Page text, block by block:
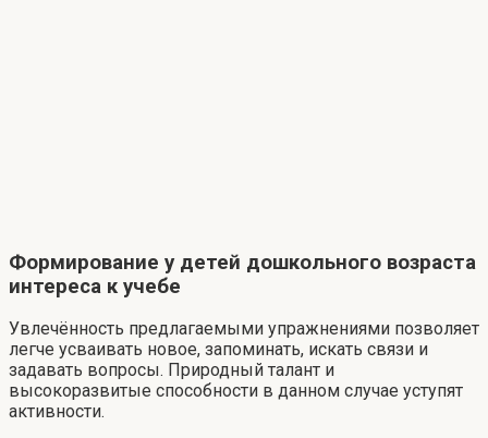
Формирование у детей дошкольного возраста
интереса к учебе
Увлечённость предлагаемыми упражнениями позволяет
легче усваивать новое, запоминать, искать связи и
задавать вопросы. Природный талант и
высокоразвитые способности в данном случае уступят
активности.